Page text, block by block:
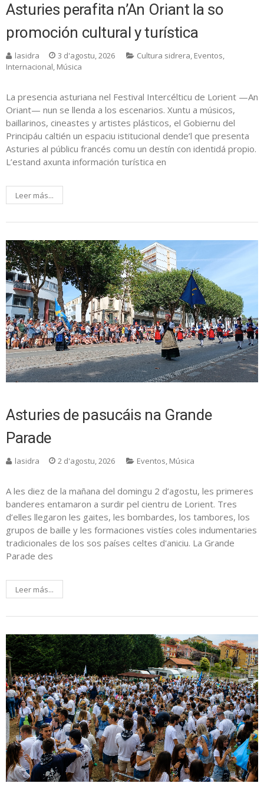
Asturies perafita n’An Oriant la so
promoción cultural y turística
lasidra 3 d'agostu, 2026 Cultura sidrera, Eventos,
Internacional, Música
La presencia asturiana nel Festival Intercélticu de Lorient —An
Oriant— nun se llenda a los escenarios. Xuntu a músicos,
baillarinos, cineastes y artistes plásticos, el Gobiernu del
Principáu caltién un espaciu istitucional dende’l que presenta
Asturies al públicu francés comu un destín con identidá propio.
L’estand axunta información turística en
Leer más...
Asturies de pasucáis na Grande
Parade
lasidra 2 d'agostu, 2026 Eventos, Música
A les diez de la mañana del domingu 2 d’agostu, les primeres
banderes entamaron a surdir pel cientru de Lorient. Tres
d’elles llegaron les gaites, les bombardes, los tambores, los
grupos de baille y les formaciones vistíes coles indumentaries
tradicionales de los sos países celtes d'aniciu. La Grande
Parade des
Leer más...